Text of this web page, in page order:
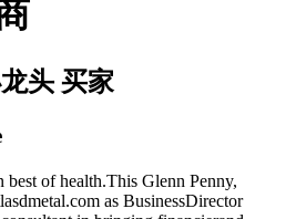
头 买家
of health.This Glenn Penny,
as BusinessDirector